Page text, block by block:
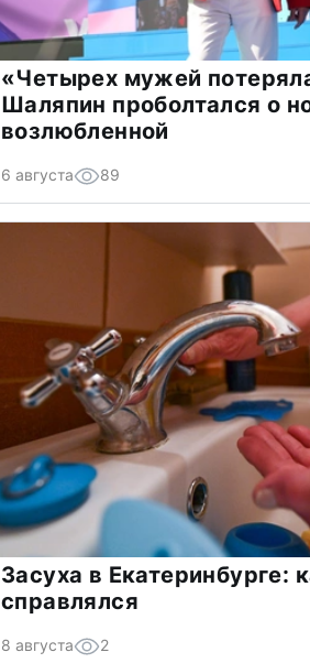
«Четырех мужей
Шаляпин проболтался о
возлюбленной
6 августа 89
Засуха в Екатеринбурге:
справлялся
8 августа 2